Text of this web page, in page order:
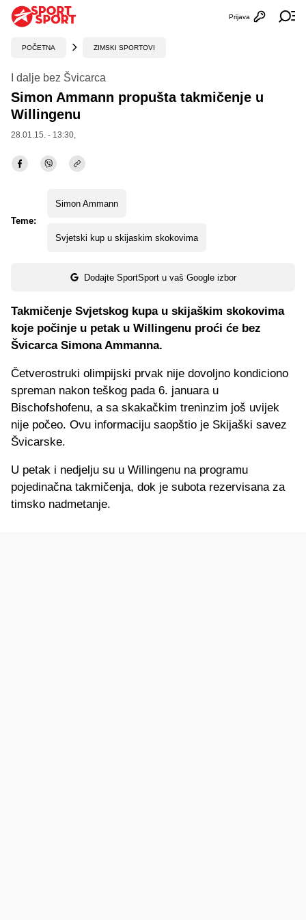
Otvori
Prijava
POČETNA ZIMSKI SPORTOVI
I dalje bez Švicarca
Simon Ammann propušta takmičenje u
Willingenu
28.01.15. - 13:30,
Teme:
Simon Ammann
Svjetski kup u skijaskim skokovima
Dodajte SportSport u vaš Google izbor
Takmičenje Svjetskog kupa u skijaškim skokovima
koje počinje u petak u Willingenu proći će bez
Švicarca Simona Ammanna.
Četverostruki olimpijski prvak nije dovoljno kondiciono
spreman nakon teškog pada 6. januara u
Bischofshofenu, a sa skakačkim treninzim još uvijek
nije počeo. Ovu informaciju saopštio je Skijaški savez
Švicarske.
U petak i nedjelju su u Willingenu na programu
pojedinačna takmičenja, dok je subota rezervisana za
timsko nadmetanje.